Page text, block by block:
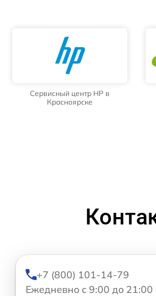
Сервисный центр HP в
Красноярске
+7 (800) 101-14-79
Ежедневно с 9:00 до 21:00